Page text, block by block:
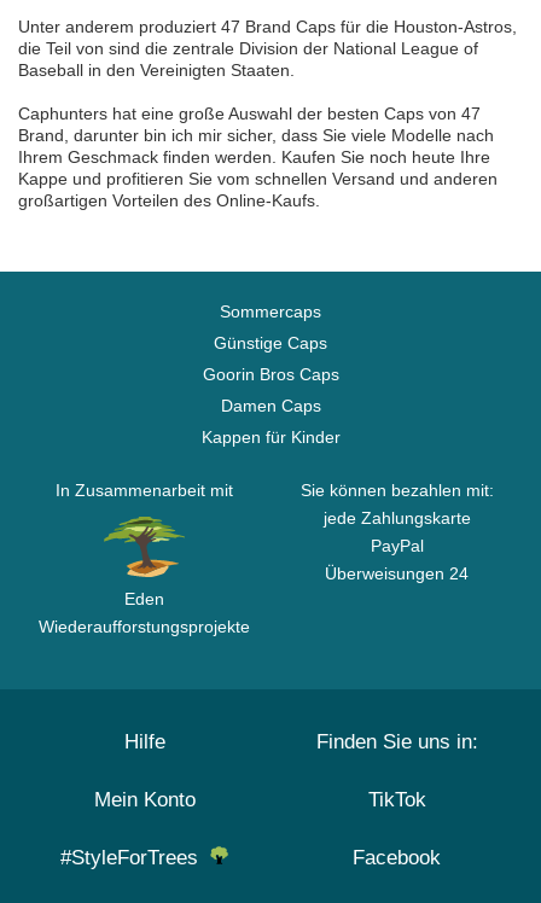
Unter anderem produziert 47 Brand Caps für die Houston-Astros,
die Teil von sind die zentrale Division der National League of
Baseball in den Vereinigten Staaten.
Caphunters hat eine große Auswahl der besten Caps von 47
Brand, darunter bin ich mir sicher, dass Sie viele Modelle nach
Ihrem Geschmack finden werden. Kaufen Sie noch heute Ihre
Kappe und profitieren Sie vom schnellen Versand und anderen
großartigen Vorteilen des Online-Kaufs.
Sommercaps
Günstige Caps
Goorin Bros Caps
Damen Caps
Kappen für Kinder
In Zusammenarbeit mit
Eden
Wiederaufforstungsprojekte
Sie können bezahlen mit:
jede Zahlungskarte
PayPal
Überweisungen 24
Hilfe
Mein Konto
#StyleForTrees
Finden Sie uns in:
TikTok
Facebook